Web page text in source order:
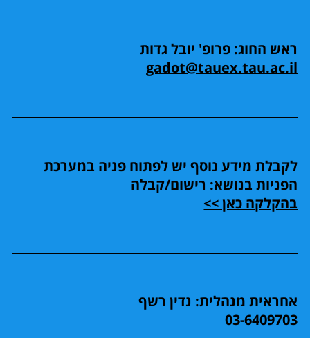
ראש החוג: פרופ' יובל גדות
gadot@tauex.tau.ac.il
לקבלת מידע נוסף יש לפתוח פניה במערכת
הפניות בנושא: רישום/קבלה
בהקלקה כאן >>
אחראית מנהלית: נדין רשף
03-6409703